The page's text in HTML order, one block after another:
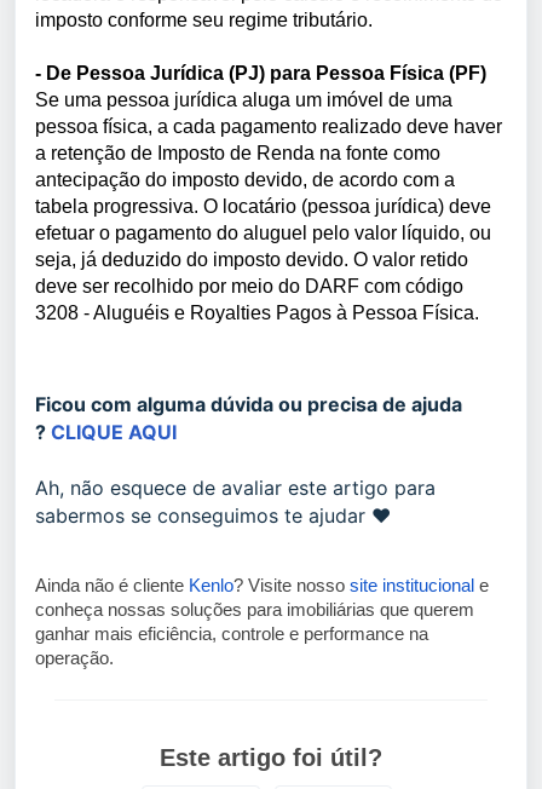
imposto conforme seu regime tributário.
- De Pessoa Jurídica (PJ) para Pessoa Física (PF)
Se uma pessoa jurídica aluga um imóvel de uma
pessoa física, a cada pagamento realizado deve haver
a retenção de Imposto de Renda na fonte como
antecipação do imposto devido, de acordo com a
tabela progressiva. O locatário (pessoa jurídica) deve
efetuar o pagamento do aluguel pelo valor líquido, ou
seja, já deduzido do imposto devido. O valor retido
deve ser recolhido por meio do DARF com código
3208 - Aluguéis e Royalties Pagos à Pessoa Física.
Ficou com alguma dúvida ou precisa de ajuda
? CLIQUE AQUI
Ah, não esquece de avaliar este artigo para
sabermos se conseguimos te ajudar ❤️
Ainda não é cliente Kenlo? Visite nosso site institucional e
conheça nossas soluções para imobiliárias que querem
ganhar mais eficiência, controle e performance na
operação.
Este artigo foi útil?